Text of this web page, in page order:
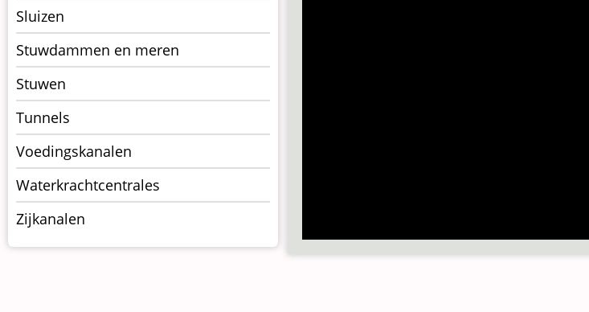
Sluizen
Stuwdammen en meren
Stuwen
Tunnels
Voedingskanalen
Waterkrachtcentrales
Zijkanalen